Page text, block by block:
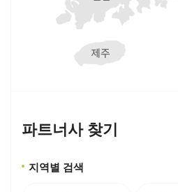
파트너사 찾기
지역별 검색